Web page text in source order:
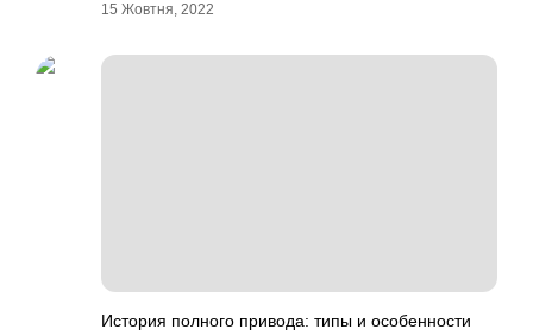
15 Жовтня, 2022
История полного привода: типы и особенности